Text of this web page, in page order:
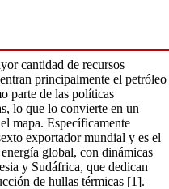
cantidad de recursos
principalmente el petróleo
parte de las políticas
lo que lo convierte en un
mapa. Específicamente
exportador mundial y es el
global, con dinámicas
y Sudáfrica, que dedican
de hullas térmicas [1].